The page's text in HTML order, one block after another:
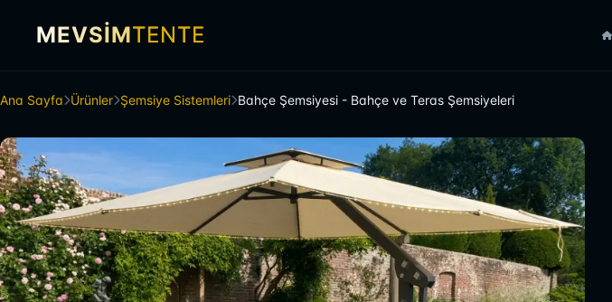
MEVSİMTENTE
Ana Sayfa Ürünler Şemsiye Sistemleri Bahçe Şemsiyesi - Bahçe ve Teras Şemsiyeleri